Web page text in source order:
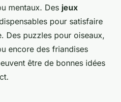
mentaux. Des jeux
pour satisfaire
Des puzzles pour oiseaux,
encore des friandises
être de bonnes idées